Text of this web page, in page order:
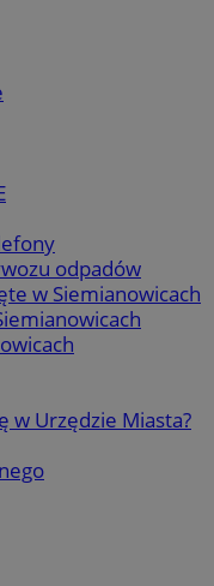
odpadów
w Siemianowicach
w Urzędzie Miasta?